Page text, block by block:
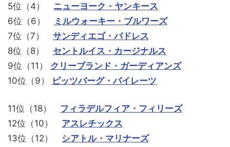
5位（4） ニューヨーク・ヤンキース
6位（6）
ミルウォーキー・ブルワーズ
7位（7） サンディエゴ・パドレス
8位（8） セントルイス・カージナルス
9位（11） クリーブランド・ガーディアンズ
10位（9）
ピッツバーグ・パイレーツ
11位（18） フィラデルフィア・フィリーズ
12位（10） アスレチックス
13位（12） シアトル・マリナーズ